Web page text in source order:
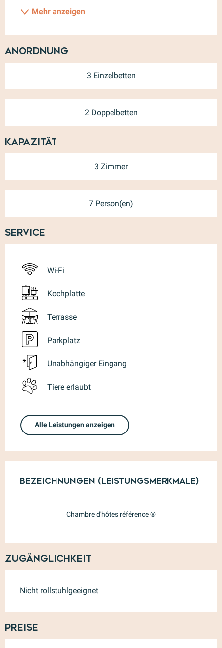
Mehr anzeigen
Anordnung
3 Einzelbetten
2 Doppelbetten
Kapazität
3 Zimmer
7 Person(en)
Service
Wi-Fi
Kochplatte
Terrasse
Parkplatz
Unabhängiger Eingang
Tiere erlaubt
Alle Leistungen anzeigen
Bezeichnungen (Leistungsmerkmale)
Bezeichnungen (Leistungsmerkmale)
Chambre d'hôtes référence ®
Zugänglichkeit
Nicht rollstuhlgeeignet
Preise